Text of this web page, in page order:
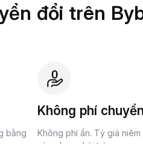
đổi trên
bằng
Không phí
Không phí ẩn. Tỷ giá